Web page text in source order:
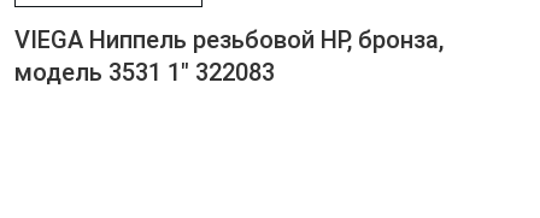
VIEGA Ниппель резьбовой НР, бронза,
модель 3531 1" 322083